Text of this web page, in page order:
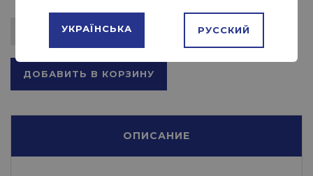
ДОБАВИТЬ В КОРЗИНУ
ОПИСАНИЕ
УКРАЇНСЬКА РУССКИЙ